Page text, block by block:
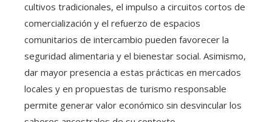
cultivos tradicionales, el impulso a circuitos cortos de
comercialización y el refuerzo de espacios
comunitarios de intercambio pueden favorecer la
seguridad alimentaria y el bienestar social. Asimismo,
dar mayor presencia a estas prácticas en mercados
locales y en propuestas de turismo responsable
permite generar valor económico sin desvincular los